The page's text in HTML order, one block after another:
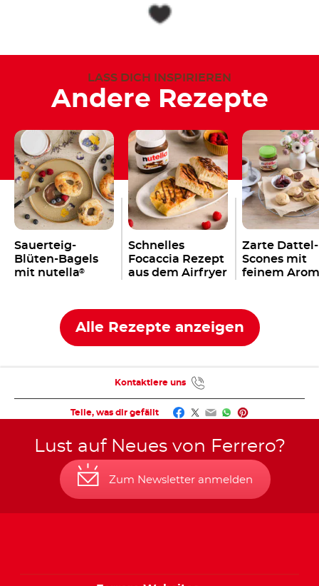
LASS DICH INSPIRIEREN
Andere Rezepte
Sauerteig-
Blüten-Bagels
mit nutella®
Schnelles
Focaccia Rezept
aus dem Airfryer
Zarte Dattel-
Scones mit
feinem
Alle Rezepte anzeigen
Teile, was dir gefällt Facebook
Twitter
EmailWhatsApp
Pinterest
Kontaktiere uns
Lust auf Neues von Ferrero?
Zum Newsletter anmelden